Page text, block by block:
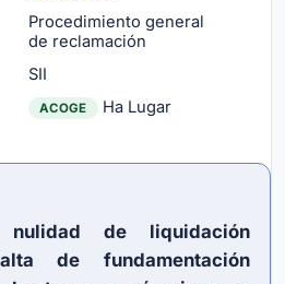
Procedimiento general
de reclamación
SII
ACOGE Ha Lugar
de liquidación
de fundamentación